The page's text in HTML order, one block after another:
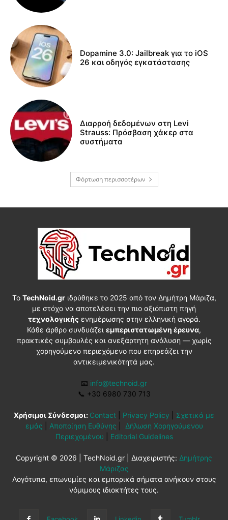
Dopamine 3.0: Jailbreak για το iOS
26 και οδηγός εγκατάστασης
Διαρροή δεδομένων στη Levi
Strauss: Πρόσβαση χάκερ στα
συστήματα
Φόρτωση περισσοτέρων
Το TechNoid.grιδρύθηκε το 2025 από τον Δημήτρη Μάριζα,
με στόχο να αποτελέσει την πιο αξιόπιστη πηγή
τεχνολογικήςενημέρωσης στην ελληνική αγορά.
Κάθε άρθρο συνδυάζει εμπεριστατωμένη έρευνα,
πρακτικές συμβουλές και ανεξάρτητη ανάλυση — χωρίς
χορηγούμενο περιεχόμενο που επηρεάζει την
αντικειμενικότητά μας.
📧 info@technoid.gr
📞 +30 6980 730 713
Χρήσιμοι Σύνδεσμοι: Contact Privacy Policy
Σχετικά με
εμάς
Αποποίηση Ευθύνης
Δήλωση Χορηγούμενου
Περιεχομένου
Editorial Guidelines
Copyright © 2026 | TechNoid.gr | Διαχειριστής: Δημήτρης
Μάριζας
Λογότυπα, επωνυμίες και εμπορικά σήματα ανήκουν στους
νόμιμους ιδιοκτήτες τους.